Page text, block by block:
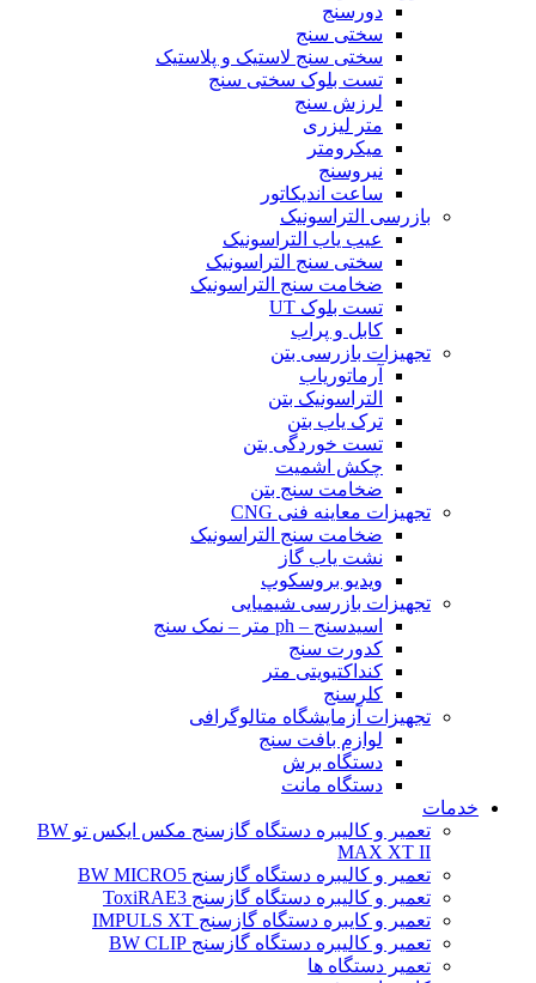
دورسنج
سختی سنج
سختی سنج لاستیک و پلاستیک
تست بلوک سختی سنج
لرزش سنج
متر لیزری
میکرومتر
نیروسنج
ساعت اندیکاتور
بازرسی التراسونیک
عیب یاب التراسونیک
سختی سنج التراسونیک
ضخامت سنج التراسونیک
تست بلوک UT
کابل و پراب
تجهیزات بازرسی بتن
آرماتوریاب
التراسونیک بتن
ترک یاب بتن
تست خوردگی بتن
چکش اشمیت
ضخامت سنج بتن
تجهیزات معاینه فنی CNG
ضخامت سنج التراسونیک
نشت یاب گاز
ویدیو بروسکوپ
تجهیزات بازرسی شیمیایی
اسیدسنج – ph متر – نمک سنج
کدورت سنج
کنداکتیویتی متر
کلرسنج
تجهیزات آزمایشگاه متالوگرافی
لوازم بافت سنج
دستگاه برش
دستگاه مانت
خدمات
تعمیر و کالیبره دستگاه گازسنج مکس ایکس تو BW
MAX XT II
تعمیر و کالیبره دستگاه گازسنج BW MICRO5
تعمیر و کالیبره دستگاه گازسنج ToxiRAE3
تعمیر و کایبره دستگاه گازسنج IMPULS XT
تعمیر و کالیبره دستگاه گازسنج BW CLIP
تعمیر دستگاه ها